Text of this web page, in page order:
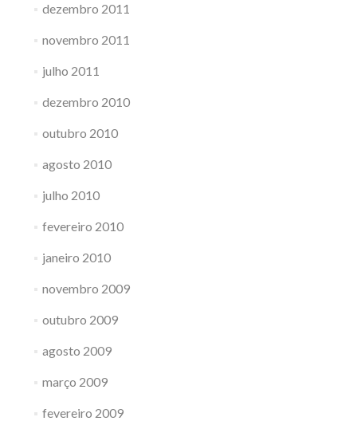
dezembro 2011
novembro 2011
julho 2011
dezembro 2010
outubro 2010
agosto 2010
julho 2010
fevereiro 2010
janeiro 2010
novembro 2009
outubro 2009
agosto 2009
março 2009
fevereiro 2009